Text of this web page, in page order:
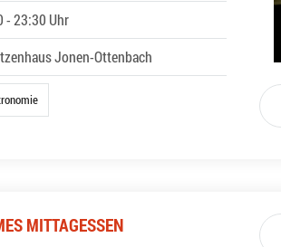
- 23:30 Uhr
Jonen-Ottenbach
MITTAGESSEN